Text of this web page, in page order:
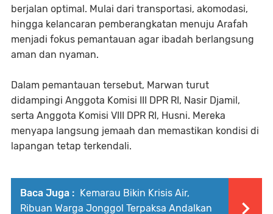
berjalan optimal. Mulai dari transportasi, akomodasi,
hingga kelancaran pemberangkatan menuju Arafah
menjadi fokus pemantauan agar ibadah berlangsung
aman dan nyaman.
Dalam pemantauan tersebut, Marwan turut
didampingi Anggota Komisi III DPR RI, Nasir Djamil,
serta Anggota Komisi VIII DPR RI, Husni. Mereka
menyapa langsung jemaah dan memastikan kondisi di
lapangan tetap terkendali.
Baca Juga : Kemarau Bikin Krisis Air,
Ribuan Warga Jonggol Terpaksa Andalkan